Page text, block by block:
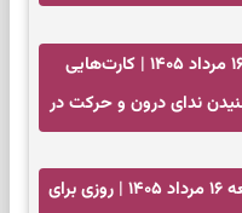
فال تاروت امروز جمعه ۱۶ مرداد ۱۴۰۵ | کارت‌هایی
ندای درون و حرکت در
فال سرنوشت امروز جمعه ۱۶ مرداد ۱۴۰۵ | روزی برای